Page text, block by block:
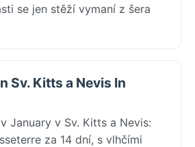
se jen stěží vymaní z šera
Sv. Kitts a Nevis In
January v Sv. Kitts a Nevis:
za 14 dní, s vlhčími